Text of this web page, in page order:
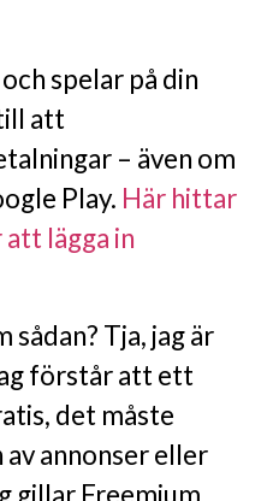
spelar på din
att
– även om
Play. Här hittar
lägga in
Tja, jag är
förstår att ett
det måste
annonser eller
gillar Freemium